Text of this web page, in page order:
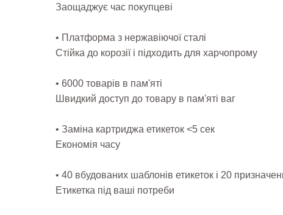
Заощаджує час покупцеві
• Платформа з нержавіючої сталі
Стійка до корозії і підходить для харчопрому
• 6000 товарів в пам'яті
Швидкий доступ до товару в пам'яті ваг
• Заміна картриджа етикеток <5 сек
Економія часу
• 40 вбудованих шаблонів етикеток і 20
Етикетка під ваші потреби